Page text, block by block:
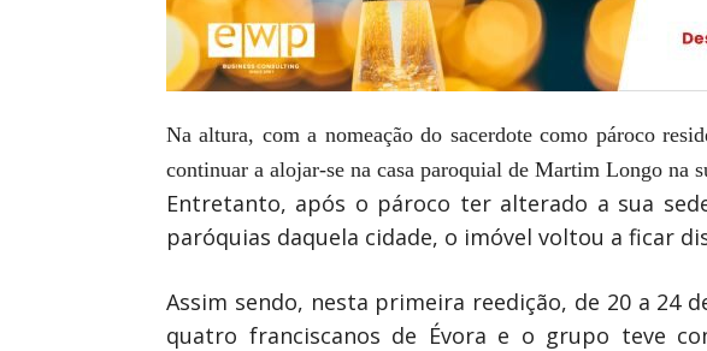
Na altura, com a nomeação do sacerdote como pároco
continuar a alojar-se na casa paroquial de Martim Longo na
Entretanto, após o pároco ter alterado a sua
paróquias daquela cidade, o imóvel voltou a ficar
Assim sendo, nesta primeira reedição, de 20 a 24
quatro franciscanos de Évora e o grupo teve